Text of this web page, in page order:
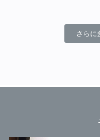
さらに